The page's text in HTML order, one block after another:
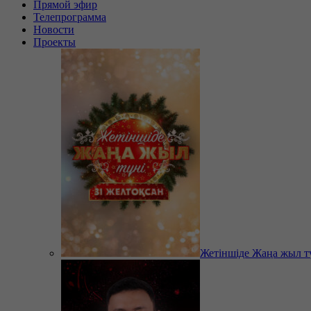
Прямой эфир
Телепрограмма
Новости
Проекты
Жетіншіде Жаңа жыл